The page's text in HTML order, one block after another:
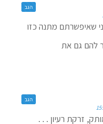
שאיפשרתם מתנה כזו
להם גם את
הגב
זרקת רעיון . . .
הגב